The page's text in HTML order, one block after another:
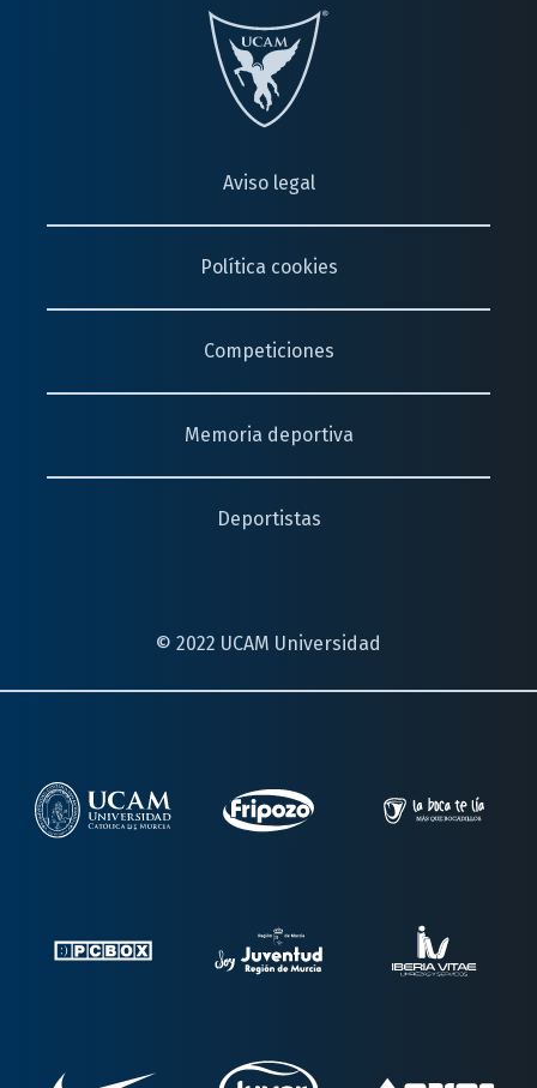
Aviso legal
Política cookies
Competiciones
Memoria deportiva
Deportistas
© 2022 UCAM Universidad